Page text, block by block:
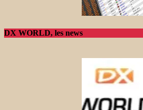
DX WORLD, les news